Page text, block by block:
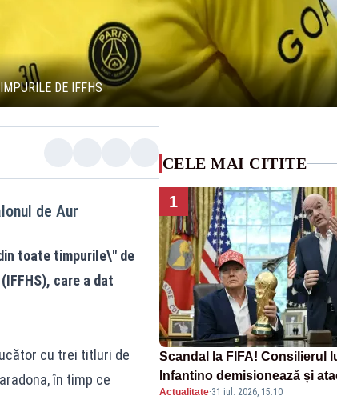
DE IFFHS
de Aur
toate timpurile\" de
care a dat
cu trei titluri de
în timp ce
CELE MAI CITITE
1
Scandal la FIFA! Consilierul
Infantino demisionează și
proiectul privind investitorii
Actualitate·31 iul. 2026, 15:10